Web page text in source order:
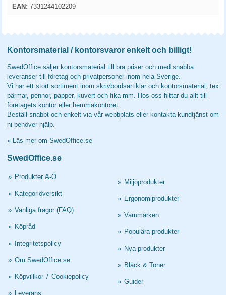
EAN: 7331244102209
Kontorsmaterial / kontorsvaror enkelt och billigt!
SwedOffice säljer kontorsmaterial till bra priser och med snabba
leveranser till företag och privatpersoner inom hela Sverige.
Vi har ett stort sortiment inom skrivbordsartiklar och kontorsmaterial, tex
pärmar, pennor, papper, kuvert och fika mm. Hos oss hittar du allt till
företagets kontor eller hemmakontoret.
Beställ snabbt och enkelt via vår webbplats eller kontakta kundtjänst om
ni behöver hjälp.
» Läs mer om SwedOffice.se
SwedOffice.se
» Produkter A-Ö
» Kategoriöversikt
» Vanliga frågor (FAQ)
» Köpråd
» Integritetspolicy
» Om SwedOffice.se
» Köpvillkor / Cookiepolicy
» Leverans
» Miljöprodukter
» Ergonomiprodukter
» Varumärken
» Populära produkter
» Nya produkter
» Bläck & Toner
» Guider